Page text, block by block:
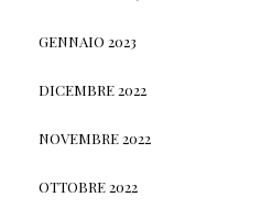
GENNAIO 2023
DICEMBRE 2022
NOVEMBRE 2022
OTTOBRE 2022